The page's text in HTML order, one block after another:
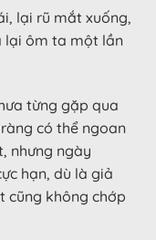
lại rũ mắt xuống,
lại ôm ta một lần
từng gặp qua
có thể ngoan
nhưng ngày
hạn, dù là giả
cũng không chớp